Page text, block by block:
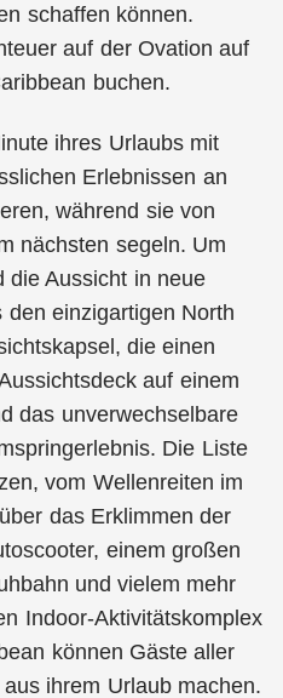
schaffen können.
auf der Ovation auf
buchen.
ihres Urlaubs mit
Erlebnissen an
während sie von
nächsten segeln. Um
die Aussicht in neue
einzigartigen North
die einen
auf einem
das unverwechselbare
Die Liste
vom Wellenreiten im
das Erklimmen der
einem großen
und vielem mehr
Indoor-Aktivitätskomplex
können Gäste aller
ihrem Urlaub machen.